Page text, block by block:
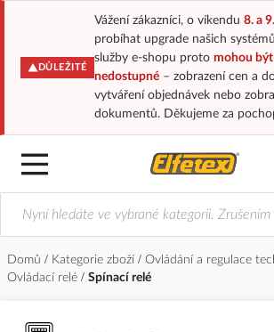
DŮLEŽITÉ
Vážení zákazníci, o víkendu 8. a
probíhat upgrade našich
služby e-shopu proto mohou být
nedostupné– zobrazení cen a
vytváření objednávek nebo
dokumentů. Děkujeme za
Domů Kategorie zboží
Ovládání a regulace
Ovládací relé
Spínací relé